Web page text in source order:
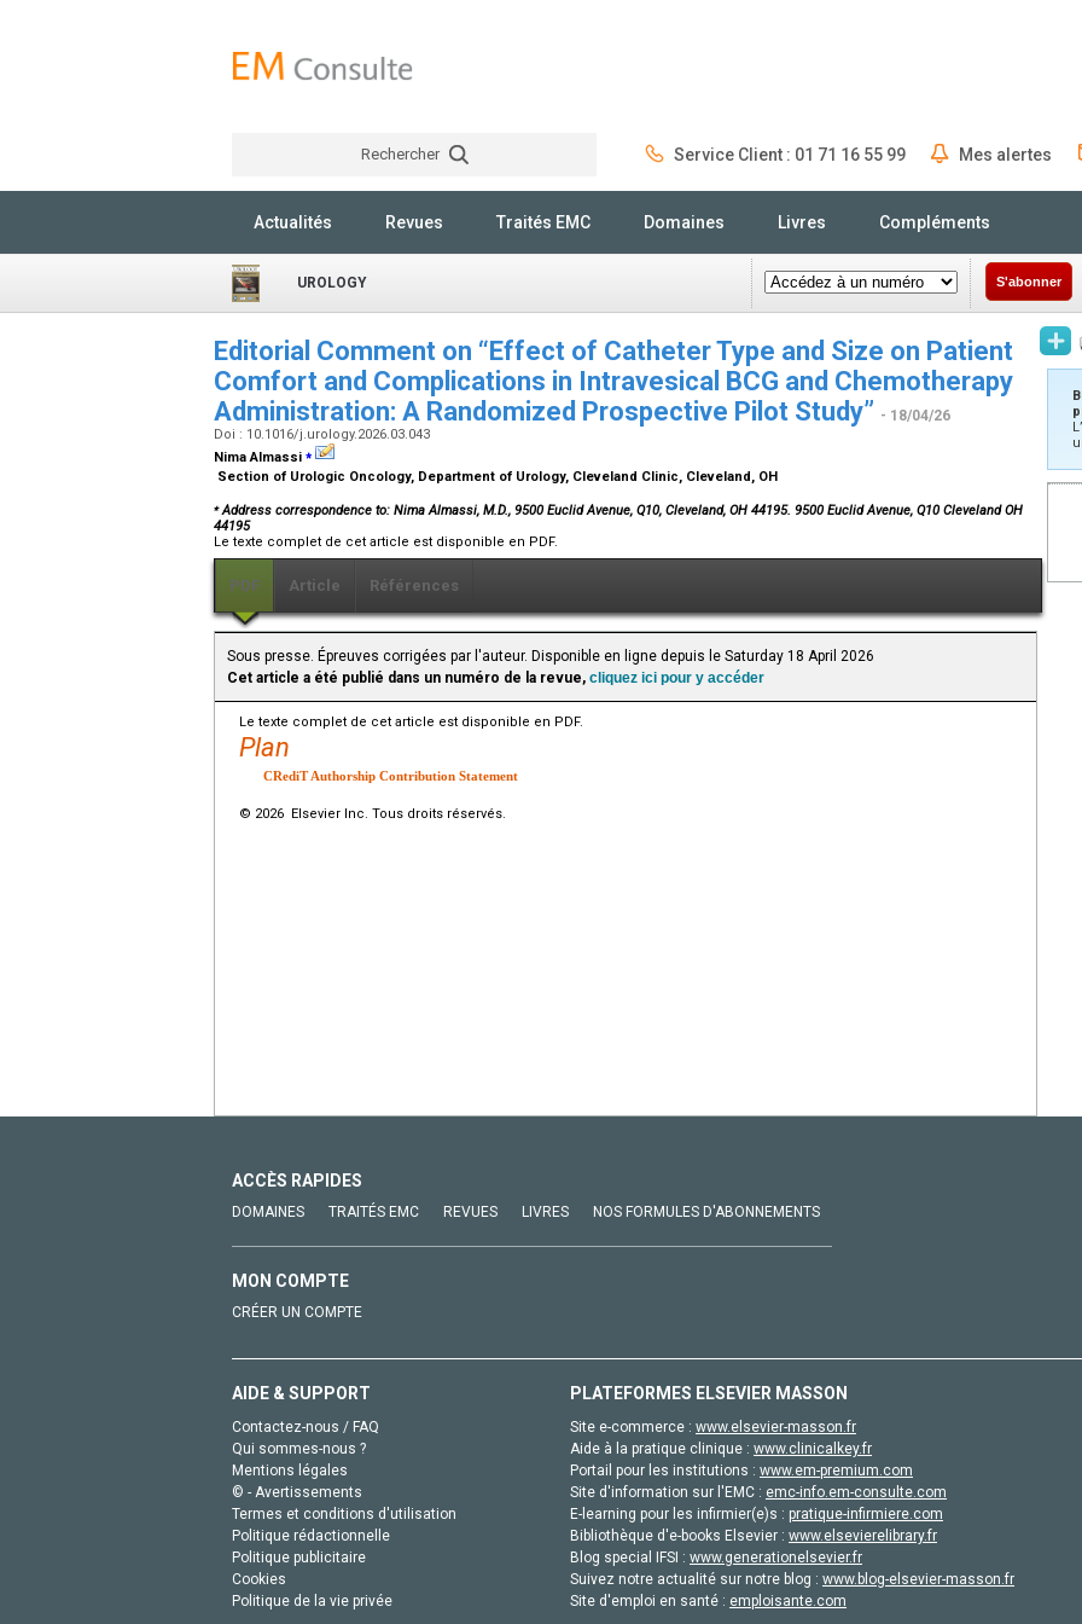
Rechercher Service Client : 01 71 16 55 99 Mes alertes
Actualités Revues Traités EMC Domaines Livres Compléments
UROLOGY S'abonner
Editorial Comment on “Effect of Catheter Type and Size on Patient
Comfort and Complications in Intravesical BCG and Chemotherapy
Administration: A Randomized Prospective Pilot Study” - 18/04/26
Doi : 10.1016/j.urology.2026.03.043
Nima Almassi ⁎
Section of Urologic Oncology, Department of Urology, Cleveland Clinic, Cleveland, OH
⁎Address correspondence to: Nima Almassi, M.D., 9500 Euclid Avenue, Q10, Cleveland, OH 44195. 9500 Euclid Avenue, Q10 Cleveland OH
44195
Le texte complet de cet article est disponible en PDF.
PDF Article Références
Sous presse. Épreuves corrigées par l'auteur. Disponible en ligne depuis le Saturday 18 April 2026
Cet article a été publié dans un numéro de la revue, cliquez ici pour y accéder
Le texte complet de cet article est disponible en PDF.
Plan
CRediT Authorship Contribution Statement
© 2026 Elsevier Inc. Tous droits réservés.
ACCÈS RAPIDES
DOMAINES TRAITÉS EMC REVUES LIVRES NOS FORMULES D'ABONNEMENTS
MON COMPTE
CRÉER UN COMPTE
AIDE & SUPPORT
Contactez-nous / FAQ
Qui sommes-nous ?
Mentions légales
© - Avertissements
Termes et conditions d'utilisation
Politique rédactionnelle
Politique publicitaire
Cookies
Politique de la vie privée
PLATEFORMES ELSEVIER MASSON
Site e-commerce : www.elsevier-masson.fr
Aide à la pratique clinique : www.clinicalkey.fr
Portail pour les institutions : www.em-premium.com
Site d'information sur l'EMC : emc-info.em-consulte.com
E-learning pour les infirmier(e)s : pratique-infirmiere.com
Bibliothèque d'e-books Elsevier : www.elsevierelibrary.fr
Blog special IFSI : www.generationelsevier.fr
Suivez notre actualité sur notre blog : www.blog-elsevier-masson.fr
Site d'emploi en santé : emploisante.com